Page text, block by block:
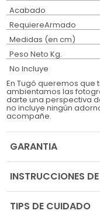
Acabado
RequiereArmado
Medidas (en cm)
Peso Neto Kg.
No Incluye
En Tugó queremos que
ambientamos las
darte una perspectiva
no incluye ningún
acompañe.
GARANTIA
INSTRUCCIONES
TIPS DE CUIDADO